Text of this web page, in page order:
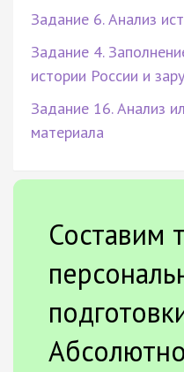
Задание 6. Анализ
Задание 4.
истории России и
Задание 16. Анализ
материала
Составим